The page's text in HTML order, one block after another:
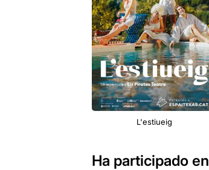
L'estiueig
Ha participado en